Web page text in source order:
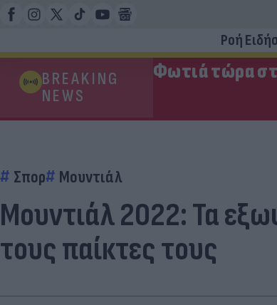
Ροή
BREAKING
NEWS
Φωτιά τώρα
Σπορ Μουντιάλ
Μουντιάλ 2022: Τα
τους παίκτες τους